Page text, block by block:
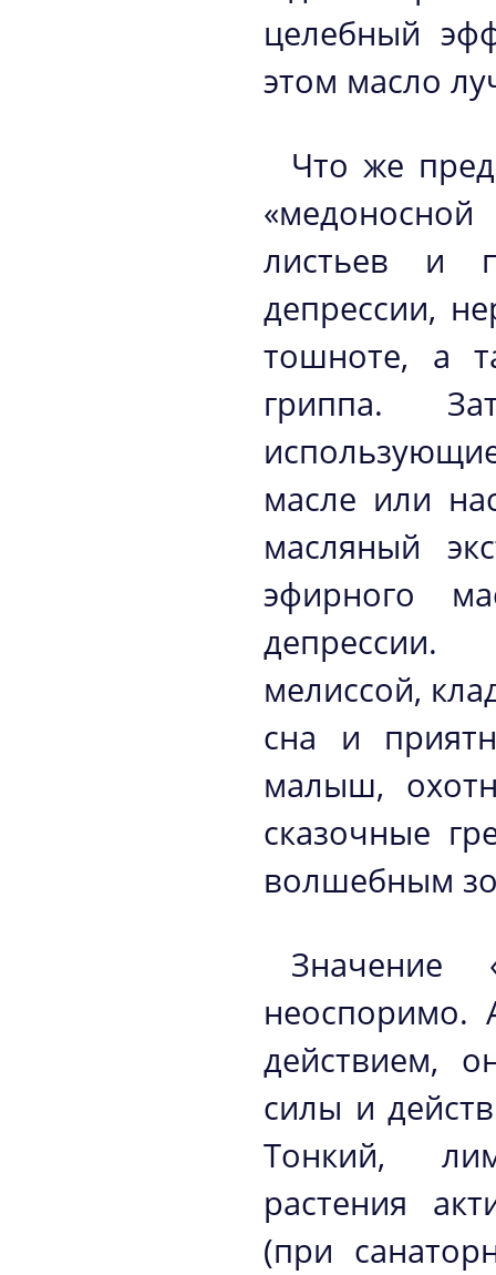
целебный
этом масло
Что же
листьев и
депрессии,
тошноте, а
гриппа.
масле или
масляный
эфирного
депрессии.
мелиссой,
сна и
малыш,
сказочные
волшебным
Значение
неоспоримо.
действием,
силы и
Тонкий,
растения
(при